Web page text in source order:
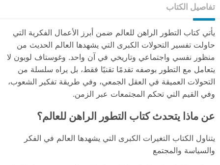
تفاصيل الكتاب
يأتي كتاب التطور الراهن للعالم ضمن أبرز الأعمال الفكرية التي
حاولت تفسير التحولات الكبرى التي يشهدها العالم الحديث من
منظور نفسي واجتماعي وتاريخي في آن واحد. وغوستاف لوبون لا
يتعامل مع التطور بوصفه تقدمًا تقنيًا فقط، بل يراه سلسلة من
التحولات العميقة في العقل الجمعي، وفي طريقة تفكير الشعوب،
وفي القيم التي تحكم المجتمعات عبر الزمن.
عن ماذا يتحدث كتاب التطور الراهن للعالم؟
يتناول الكتاب التغيرات الكبرى التي يشهدها العالم في الفكر
والسياسة والمجتمع